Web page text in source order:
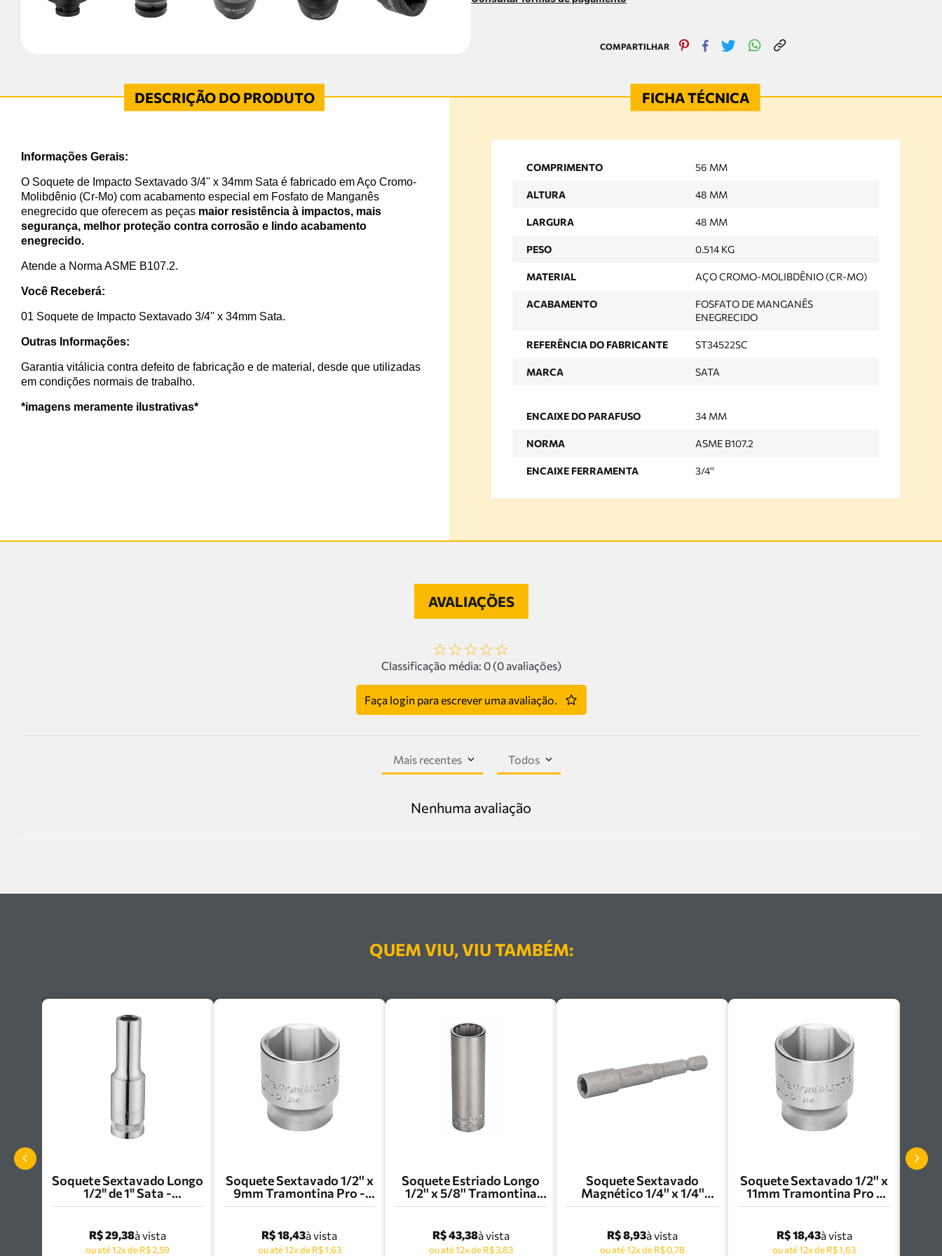
Informações Gerais:
O Soquete de Impacto Sextavado 3/4'' x 34mm Sata é fabricado em Aço Cromo-
Molibdênio (Cr-Mo) com acabamento especial em Fosfato de Manganês
enegrecido que oferecem as peças maior resistência à impactos, mais
segurança, melhor proteção contra corrosão e lindo acabamento
enegrecido.
Atende a Norma ASME B107.2.
Você Receberá:
01 Soquete de Impacto Sextavado 3/4'' x 34mm Sata.
Outras Informações:
Garantia vitálicia contra defeito de fabricação e de material, desde que utilizadas
em condições normais de trabalho.
*imagens meramente ilustrativas*
COMPRIMENTO 56 MM
ALTURA 48 MM
LARGURA 48 MM
PESO 0.514 KG
MATERIAL AÇO CROMO-MOLIBDÊNIO (CR-MO)
ACABAMENTO
FOSFATO DE MANGANÊS
ENEGRECIDO
REFERÊNCIA DO FABRICANTE ST34522SC
MARCA SATA
ENCAIXE DO PARAFUSO 34 MM
NORMA ASME B107.2
ENCAIXE FERRAMENTA 3/4''
AVALIAÇÕES
☆☆☆☆☆
Classificação média: 0 (0 avaliações)
Faça login para escrever uma avaliação.
Mais recentes Todos
Nenhuma avaliação
QUEM VIU, VIU TAMBÉM:
Soquete Sextavado Longo
1/2" de 1" Sata -
ST13211SC
R$ 29,38à vista
ou até 12x de R$ 2,59
Soquete Sextavado 1/2'' x
9mm Tramontina Pro -
44831/109
R$ 18,43à vista
ou até 12x de R$ 1,63
Soquete Estriado Longo
1/2'' x 5/8'' Tramontina
Pro - 44830/105
R$ 43,38à vista
ou até 12x de R$ 3,83
Soquete Sextavado
Magnético 1/4'' x 1/4''
Vonder - 30.39.000.014
R$ 8,93à vista
ou até 12x de R$ 0,78
Soquete Sextavado 1/2'' x
11mm Tramontina Pro -
44831/111
R$ 18,43à vista
ou até 12x de R$ 1,63